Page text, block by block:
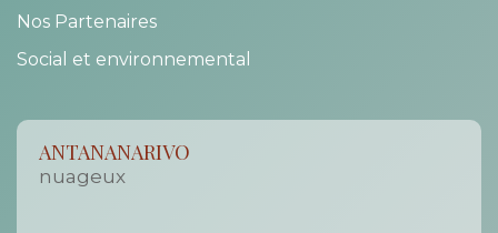
Nos Partenaires
Social et environnemental
ANTANANARIVO
nuageux